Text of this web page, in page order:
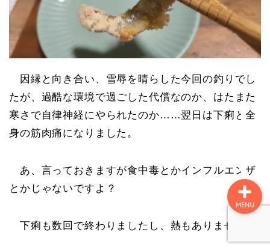
因縁と向き合い、雪辱を晴らした今回の釣りでし
たが、過酷な環境で過ごした代償なのか、はたまた
寒さで自律神経にやられたのか……翌日は下痢と全
身の筋肉痛になりました。
あ、言っておきますが食中毒とかインフルエンザ
とかじゃないですよ？
下痢も数回で終わりましたし、熱もありません。
MENU
名所
史跡
町ぶら